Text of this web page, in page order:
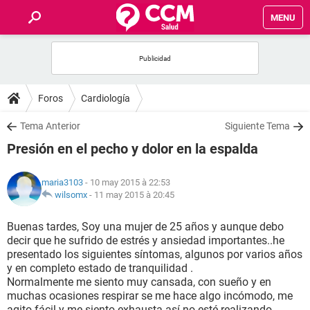
MENU
FORUMS
SALUD
NUTRICIÓN
BIENESTAR
SEXUALIDAD
GLOSARIO
Foros Cardiología
Tema Anterior Siguiente Tema
Presión en el pecho y dolor en la espalda
maria3103 - 10 may 2015 à 22:53
wilsomx - 11 may 2015 à 20:45
Buenas tardes, Soy una mujer de 25 años y aunque debo
decir que he sufrido de estrés y ansiedad importantes..he
presentado los siguientes síntomas, algunos por varios años
y en completo estado de tranquilidad .
Normalmente me siento muy cansada, con sueño y en
muchas ocasiones respirar se me hace algo incómodo, me